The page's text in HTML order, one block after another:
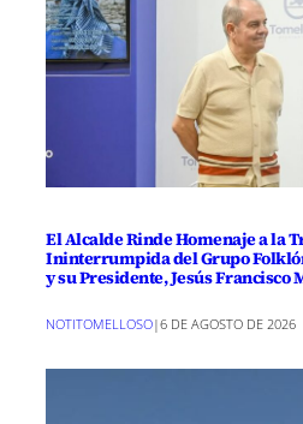
El Alcalde Rinde Homenaje a la
Ininterrumpida del Grupo
y su Presidente, Jesús Francisco
NOTITOMELLOSO|6 DE AGOSTO DE 2026